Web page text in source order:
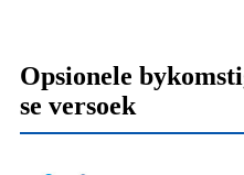
Opsionele
se versoek